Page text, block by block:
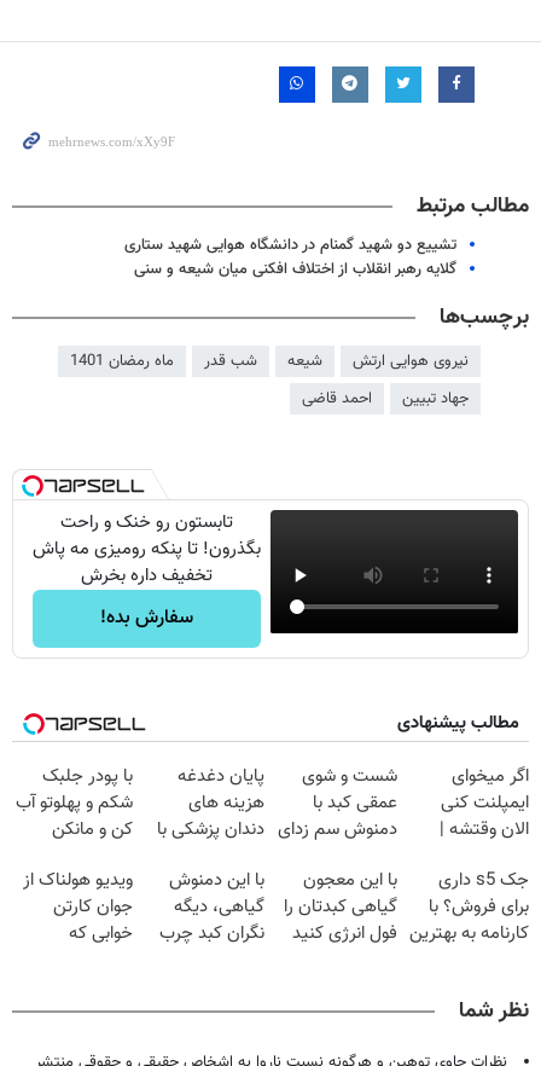
مطالب مرتبط
تشییع دو شهید گمنام در دانشگاه هوایی شهید ستاری
گلایه رهبر انقلاب از اختلاف افکنی میان شیعه و سنی
برچسب‌ها
نیروی هوایی ارتش شیعه شب قدر
ماه رمضان 1401
جهاد تبیین
احمد قاضی
تابستون رو خنک و راحت
بگذرون! تا پنکه رومیزی مه پاش
تخفیف داره بخرش
سفارش بده!
مطالب پیشنهادی
اگر میخوای
ایمپلنت کنی
الان وقتشه |
میلیون تومان!!!
شست و شوی
عمقی کبد با
دمنوش سم زدای
پایان دغدغه
هزینه های
دندان پزشکی با
خانگی
با پودر جلبک
شکم و پهلوتو آب
کن و مانکن
امشب)
جک s5 داری
برای فروش؟ با
کارنامه به بهترین
با این معجون
گیاهی کبدتان را
فول انرژی کنید
با این دمنوش
گیاهی، دیگه
نگران کبد چرب
ویدیو هولناک از
جوان کارتن
خوابی که
نظر شما